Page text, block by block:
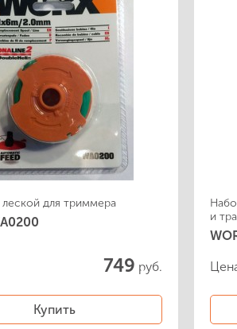
Аккумуляторы и зарядные
устройства
леской для триммера
749 руб.
Купить
и